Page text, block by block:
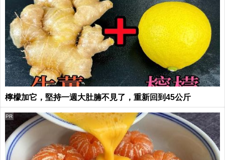
檸檬加它，堅持一週大肚腩不見了，重新回到45公斤
PR